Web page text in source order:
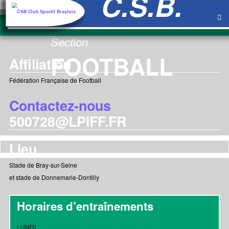
contenu
FOOTBALL
Section
Affiliation
Fédération Française de Football
Contactez-nous
500728@LPIFF.FR
Lieu
Stade de Bray-sur-Seine
et stade de Donnemarie-Dontilly
Horaires d’entraînements
LUNDI